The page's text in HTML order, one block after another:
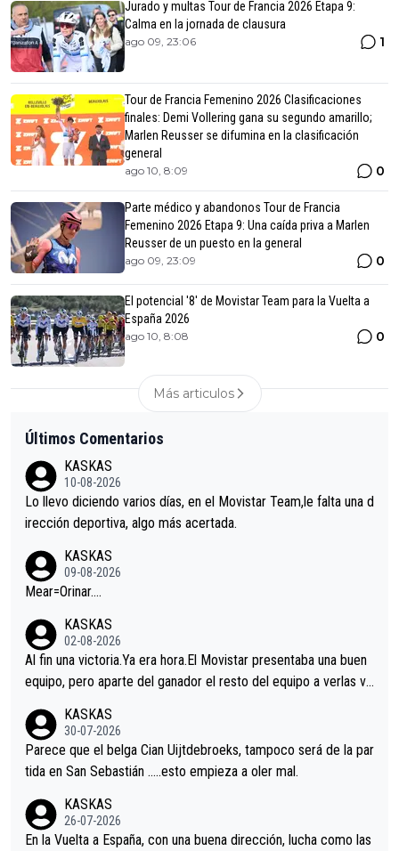
Jurado y multas Tour de Francia 2026 Etapa 9:
Calma en la jornada de clausura
ago 09, 23:06 1
Tour de Francia Femenino 2026 Clasificaciones
finales: Demi Vollering gana su segundo amarillo;
Marlen Reusser se difumina en la clasificación
general
ago 10, 8:09 0
Parte médico y abandonos Tour de Francia
Femenino 2026 Etapa 9: Una caída priva a Marlen
Reusser de un puesto en la general
ago 09, 23:09 0
El potencial '8' de Movistar Team para la Vuelta a
España 2026
ago 10, 8:08 0
Más articulos
Últimos Comentarios
KASKAS
10-08-2026
Lo llevo diciendo varios días, en el Movistar Team,le falta una d
irección deportiva, algo más acertada.
KASKAS
09-08-2026
Mear=Orinar….
KASKAS
02-08-2026
Al fin una victoria.Ya era hora.El Movistar presentaba una buen
equipo, pero aparte del ganador el resto del equipo a verlas ve
s.La única buena noticia es la mejoría de Enric Más en San Seb
astian.Si en la Vuelta a Burgos sigue la mejoría, podríamos ten
er alguna sorpresa en la Vuelta.Ojalá.
KASKAS
30-07-2026
Parece que el belga Cian Uijtdebroeks, tampoco será de la par
tida en San Sebastián …..esto empieza a oler mal.
KASKAS
26-07-2026
En la Vuelta a España, con una buena dirección, lucha como las